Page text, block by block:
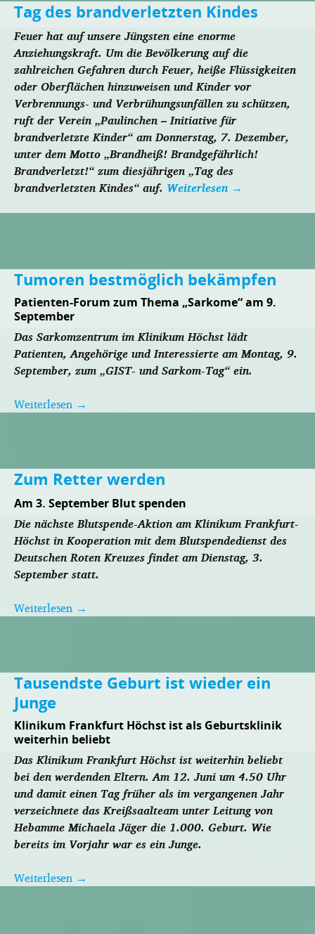
Tag des brandverletzten Kindes
Feuer hat auf unsere Jüngsten eine enorme
Anziehungskraft. Um die Bevölkerung auf die
zahlreichen Gefahren durch Feuer, heiße Flüssigkeiten
oder Oberflächen hinzuweisen und Kinder vor
Verbrennungs- und Verbrühungsunfällen zu schützen,
ruft der Verein „Paulinchen – Initiative für
brandverletzte Kinder“ am Donnerstag, 7. Dezember,
unter dem Motto „Brandheiß! Brandgefährlich!
Brandverletzt!“ zum diesjährigen „Tag des
brandverletzten Kindes“ auf. Weiterlesen →
Tumoren bestmöglich bekämpfen
Patienten-Forum zum Thema „Sarkome“ am 9.
September
Das Sarkomzentrum im Klinikum Höchst lädt
Patienten, Angehörige und Interessierte am Montag, 9.
September, zum „GIST- und Sarkom-Tag“ ein.
Weiterlesen →
Zum Retter werden
Am 3. September Blut spenden
Die nächste Blutspende-Aktion am Klinikum Frankfurt-
Höchst in Kooperation mit dem Blutspendedienst des
Deutschen Roten Kreuzes findet am Dienstag, 3.
September statt.
Weiterlesen →
Tausendste Geburt ist wieder ein
Junge
Klinikum Frankfurt Höchst ist als Geburtsklinik
weiterhin beliebt
Das Klinikum Frankfurt Höchst ist weiterhin beliebt
bei den werdenden Eltern. Am 12. Juni um 4.50 Uhr
und damit einen Tag früher als im vergangenen Jahr
verzeichnete das Kreißsaalteam unter Leitung von
Hebamme Michaela Jäger die 1.000. Geburt. Wie
bereits im Vorjahr war es ein Junge.
Weiterlesen →